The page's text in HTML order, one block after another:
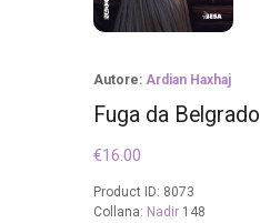
Autore: Ardian Haxhaj
Fuga da Belgrado
€16.00
Product ID: 8073
Collana: Nadir 148